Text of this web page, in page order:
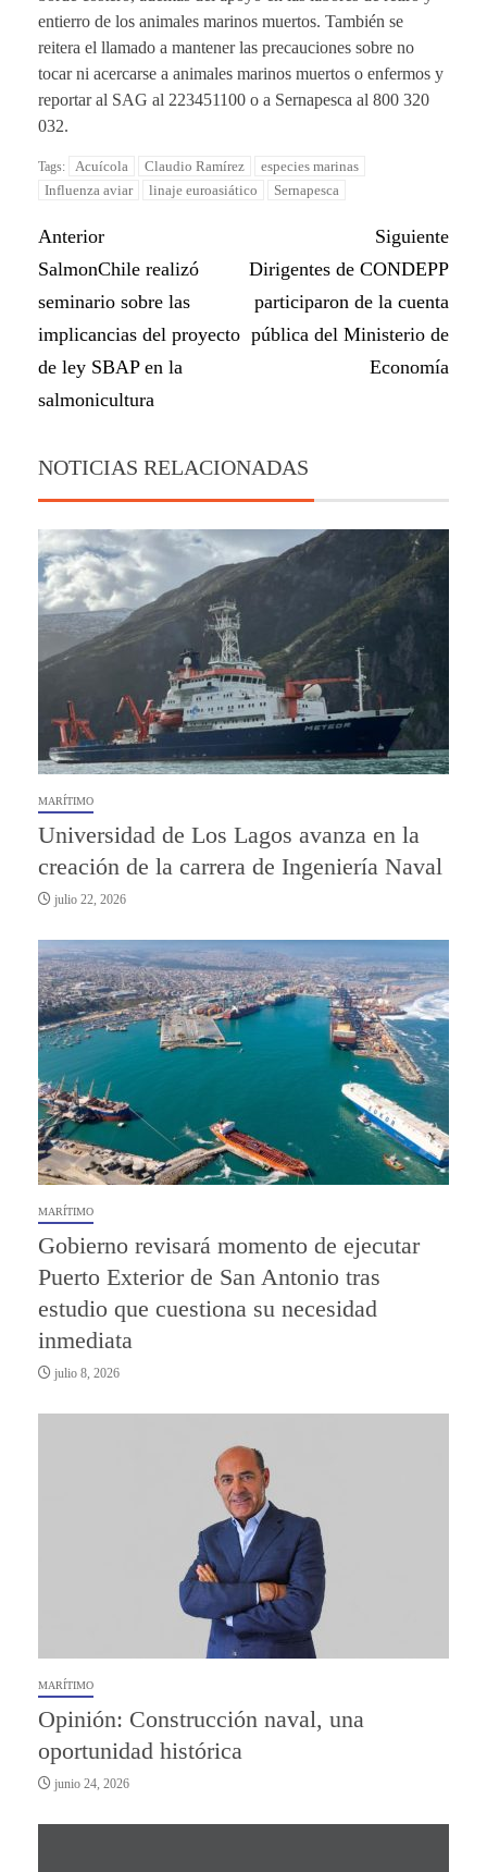
entierro de los animales marinos muertos. También se
reitera el llamado a mantener las precauciones sobre no
tocar ni acercarse a animales marinos muertos o enfermos y
reportar al SAG al 223451100 o a Sernapesca al 800 320
032.
Tags: Acuícola Claudio Ramírez
especies marinas
Influenza aviar
linaje euroasiático Sernapesca
Anterior
SalmonChile realizó
seminario sobre las
implicancias del proyecto
de ley SBAP en la
salmonicultura
Siguiente
Dirigentes de CONDEPP
participaron de la cuenta
pública del Ministerio de
Economía
NOTICIAS RELACIONADAS
MARÍTIMO
Universidad de Los Lagos avanza en la
creación de la carrera de Ingeniería Naval
julio 22, 2026
MARÍTIMO
Gobierno revisará momento de ejecutar
Puerto Exterior de San Antonio tras
estudio que cuestiona su necesidad
inmediata
julio 8, 2026
MARÍTIMO
Opinión: Construcción naval, una
oportunidad histórica
junio 24, 2026